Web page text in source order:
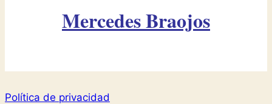
Mercedes Braojos
Política de privacidad